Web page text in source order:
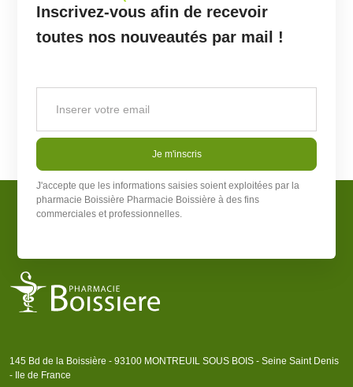
Inscrivez-vous afin de recevoir
toutes nos nouveautés par mail !
Je m'inscris
J'accepte que les informations saisies soient exploitées par la
pharmacie Boissière Pharmacie Boissière à des fins
commerciales et professionnelles.
145 Bd de la Boissière - 93100 MONTREUIL SOUS BOIS - Seine Saint Denis
- Ile de France